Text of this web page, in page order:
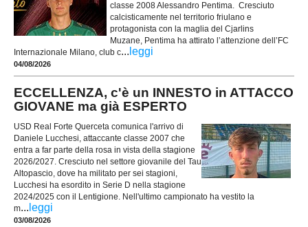
classe 2008 Alessandro Pentima. Cresciuto
calcisticamente nel territorio friulano e
protagonista con la maglia del Cjarlins
Muzane, Pentima ha attirato l’attenzione dell’FC
Internazionale Milano, club c... leggi
04/08/2026
ECCELLENZA, c'è un INNESTO in ATTACCO
GIOVANE ma già ESPERTO
USD Real Forte Querceta comunica l'arrivo di
Daniele Lucchesi, attaccante classe 2007 che
entra a far parte della rosa in vista della stagione
2026/2027. Cresciuto nel settore giovanile del Tau
Altopascio, dove ha militato per sei stagioni,
Lucchesi ha esordito in Serie D nella stagione
2024/2025 con il Lentigione. Nell'ultimo campionato ha vestito la
m... leggi
03/08/2026